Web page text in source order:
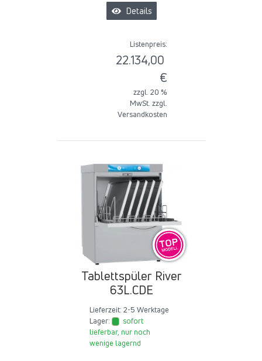
Details
Listenpreis:
22.134,00
€
zzgl. 20 %
MwSt. zzgl.
Versandkosten
Tablettspüler River
63L.CDE
Lieferzeit: 2-5 Werktage
Lager:
sofort
lieferbar, nur noch
wenige lagernd